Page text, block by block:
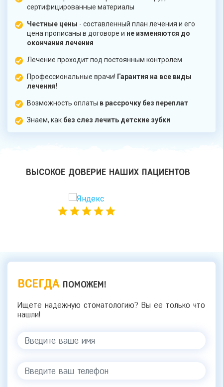
сертифицированные материалы
Честные цены - составленный план лечения и его
цена прописаны в договоре и не изменяются до
окончания лечения
Лечение проходит под постоянным контролем
Профессиональные врачи! Гарантия на все виды
лечения!
Возможность оплаты в рассрочку без переплат
Знаем, как без слез лечить детские зубки
ВЫСОКОЕ ДОВЕРИЕ НАШИХ ПАЦИЕНТОВ
ВСЕГДА ПОМОЖЕМ!
Ищете надежную стоматологию? Вы ее только что
нашли!